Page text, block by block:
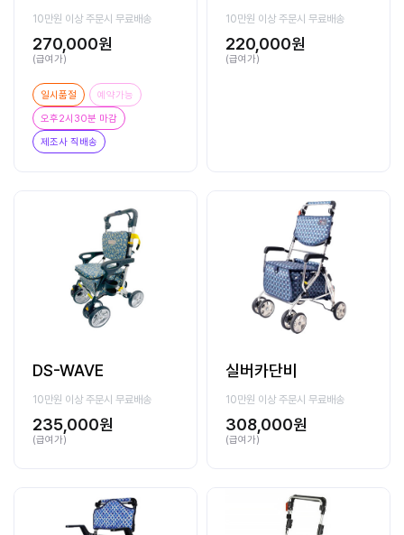
10만원 이상 주문시 무료배송
270,000원
(급여가)
일시품절
예약가능
오후2시30분 마감
제조사 직배송
10만원 이상 주문시 무료배송
220,000원
(급여가)
DS-WAVE
10만원 이상 주문시 무료배송
235,000원
(급여가)
실버카단비
10만원 이상 주문시 무료배송
308,000원
(급여가)